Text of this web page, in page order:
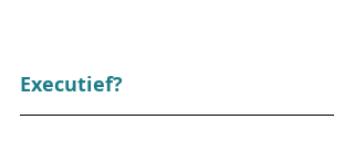
Executief?